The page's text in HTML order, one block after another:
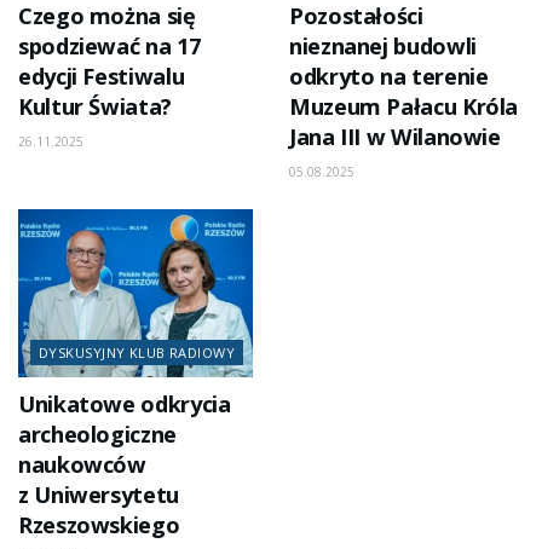
Czego można się
spodziewać na 17
edycji Festiwalu
Kultur Świata?
26.11.2025
Pozostałości
nieznanej budowli
odkryto na terenie
Muzeum Pałacu Króla
Jana III w Wilanowie
05.08.2025
DYSKUSYJNY KLUB RADIOWY
Unikatowe odkrycia
archeologiczne
naukowców
z Uniwersytetu
Rzeszowskiego